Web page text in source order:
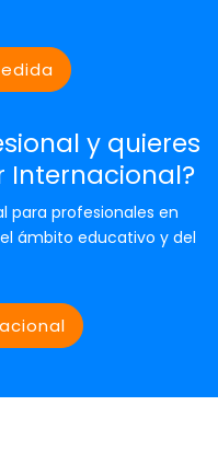
y quieres
Internacional?
para profesionales en
ámbito educativo y del